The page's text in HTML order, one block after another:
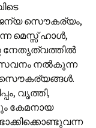
സൌകര്യം,
മെസ്സ് ഹാള്‍,
നേതൃത്വത്തില്‍
സേവനം നല്‍കുന്ന
സൌകര്യങ്ങള്‍.
വൃത്തി,
കേമനായ